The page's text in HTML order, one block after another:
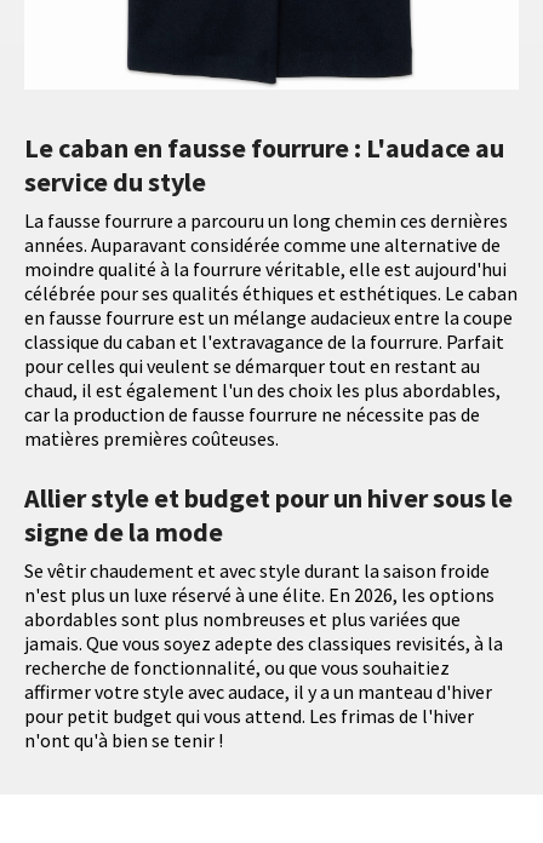
Le caban en fausse fourrure : L'audace au
service du style
La fausse fourrure a parcouru un long chemin ces dernières
années. Auparavant considérée comme une alternative de
moindre qualité à la fourrure véritable, elle est aujourd'hui
célébrée pour ses qualités éthiques et esthétiques. Le caban
en fausse fourrure est un mélange audacieux entre la coupe
classique du caban et l'extravagance de la fourrure. Parfait
pour celles qui veulent se démarquer tout en restant au
chaud, il est également l'un des choix les plus abordables,
car la production de fausse fourrure ne nécessite pas de
matières premières coûteuses.
Allier style et budget pour un hiver sous le
signe de la mode
Se vêtir chaudement et avec style durant la saison froide
n'est plus un luxe réservé à une élite. En 2026, les options
abordables sont plus nombreuses et plus variées que
jamais. Que vous soyez adepte des classiques revisités, à la
recherche de fonctionnalité, ou que vous souhaitiez
affirmer votre style avec audace, il y a un manteau d'hiver
pour petit budget qui vous attend. Les frimas de l'hiver
n'ont qu'à bien se tenir !